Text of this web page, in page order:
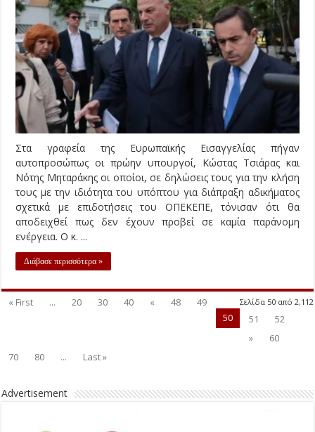
Στα γραφεία της Ευρωπαϊκής Εισαγγελίας πήγαν
αυτοπροσώπως οι πρώην υπουργοί, Κώστας Τσιάρας και
Νότης Μηταράκης οι οποίοι, σε δηλώσεις τους για την κλήση
τους με την ιδιότητα του υπόπτου για διάπραξη αδικήματος
σχετικά με επιδοτήσεις του ΟΠΕΚΕΠΕ, τόνισαν ότι θα
αποδειχθεί πως δεν έχουν προβεί σε καμία παράνομη
ενέργεια. Ο κ. ...
Διάβασε περισσότερα »
Σελίδα 50 από 2,112
« First ... 20 30 40 « 48
49
50
51
52
»
60
70
80 ... Last »
Advertisement